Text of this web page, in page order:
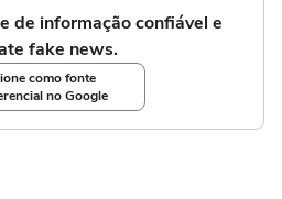
de informação confiável e
fake news.
como fonte
no Google